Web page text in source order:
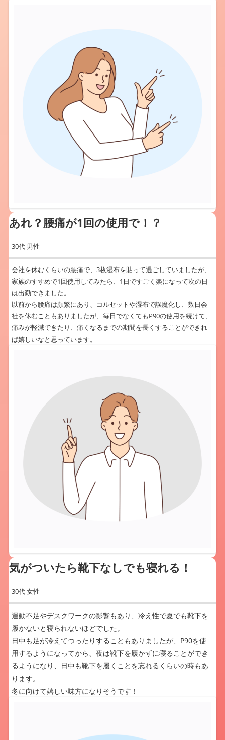
あれ？腰痛が1回の使用で！？
30代 男性
会社を休むくらいの腰痛で、3枚湿布を貼って過ごしていましたが、
家族のすすめで1回使用してみたら、1日ですごく楽になって次の日
は出勤できました。
以前から腰痛は頻繁にあり、コルセットや湿布で誤魔化し、数日会
社を休むこともありましたが、毎日でなくてもP90の使用を続けて、
痛みが軽減できたり、痛くなるまでの期間を長くすることができれ
ば嬉しいなと思っています。
気がついたら靴下なしでも寝れる！
30代 女性
運動不足やデスクワークの影響もあり、冷え性で夏でも靴下を
履かないと寝られないほどでした。
日中も足が冷えてつったりすることもありましたが、P90を使
用するようになってから、夜は靴下を履かずに寝ることができ
るようになり、日中も靴下を履くことを忘れるくらいの時もあ
ります。
冬に向けて嬉しい味方になりそうです！